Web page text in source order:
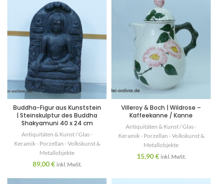
Buddha-Figur aus Kunststein
| Steinskulptur des Buddha
Shakyamuni 40 x 24 cm
Antiquitäten & Kunst / Glas -
Keramik - Porzellan - Volkskunst &
Metallobjekte
89,00€ inkl. MwSt.
Villeroy & Boch | Wildrose –
Kaffeekanne / Kanne
Antiquitäten & Kunst / Glas -
Keramik - Porzellan - Volkskunst &
Metallobjekte
15,90€ inkl. MwSt.